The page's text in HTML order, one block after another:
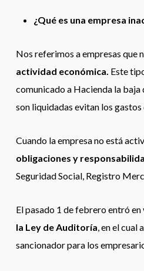
¿Qué es una empresa
Nos referimos a empresas que
actividad económica. Este
comunicado a Hacienda la
son liquidadas evitan los
Cuando la empresa no está
obligaciones y
Seguridad Social, Registro
El pasado 1 de febrero entró
la Ley de Auditoría, en el cual
sancionador para los